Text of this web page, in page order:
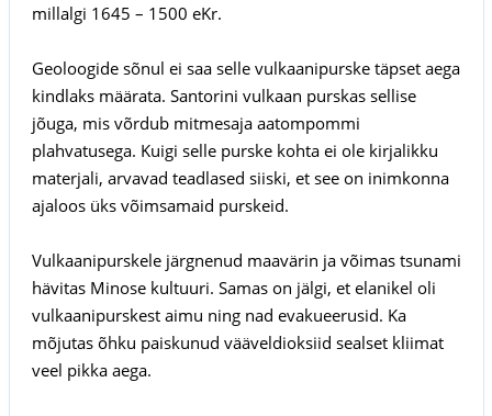
millalgi 1645 – 1500 eKr.
Geoloogide sõnul ei saa selle vulkaanipurske täpset aega
kindlaks määrata. Santorini vulkaan purskas sellise
jõuga, mis võrdub mitmesaja aatompommi
plahvatusega. Kuigi selle purske kohta ei ole kirjalikku
materjali, arvavad teadlased siiski, et see on inimkonna
ajaloos üks võimsamaid purskeid.
Vulkaanipurskele järgnenud maavärin ja võimas tsunami
hävitas Minose kultuuri. Samas on jälgi, et elanikel oli
vulkaanipurskest aimu ning nad evakueerusid. Ka
mõjutas õhku paiskunud vääveldioksiid sealset kliimat
veel pikka aega.